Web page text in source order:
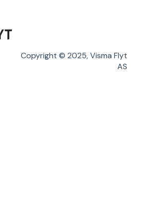
Copyright © 2025, Visma Flyt
AS